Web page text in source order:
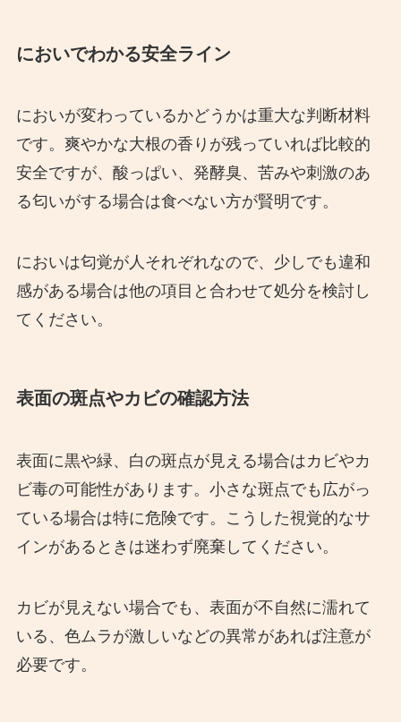
においでわかる安全ライン
においが変わっているかどうかは重大な判断材料
です。爽やかな大根の香りが残っていれば比較的
安全ですが、酸っぱい、発酵臭、苦みや刺激のあ
る匂いがする場合は食べない方が賢明です。
においは匂覚が人それぞれなので、少しでも違和
感がある場合は他の項目と合わせて処分を検討し
てください。
表面の斑点やカビの確認方法
表面に黒や緑、白の斑点が見える場合はカビやカ
ビ毒の可能性があります。小さな斑点でも広がっ
ている場合は特に危険です。こうした視覚的なサ
インがあるときは迷わず廃棄してください。
カビが見えない場合でも、表面が不自然に濡れて
いる、色ムラが激しいなどの異常があれば注意が
必要です。